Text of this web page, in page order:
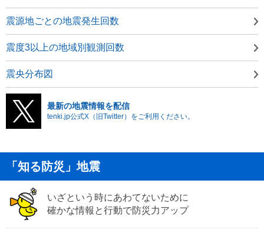
震源地ごとの地震発生回数
震度3以上の地域別観測回数
震央分布図
最新の地震情報を配信
tenki.jp公式X（旧Twitter）をご利用ください。
「知る防災」地震
いざという時にあわてないために
確かな情報と行動で防災力アップ